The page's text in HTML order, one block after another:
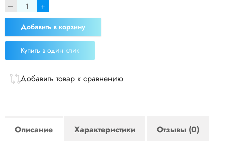
+
Добавить в корзину
Купить в один клик
Добавить товар к сравнению
Описание Характеристики Отзывы (0)